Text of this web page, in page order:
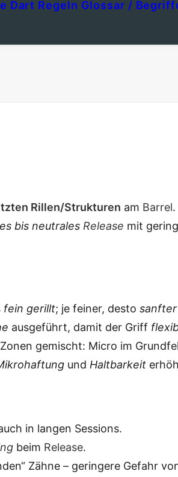
Dart Regeln Glossar /
Rillen/Strukturen am Barrel
bis neutrales Release mit
fein gerillt; je feiner, desto sanfter
ausgeführt, damit der Griff
gemischt: Micro im
und Haltbarkeit
in langen Sessions.
beim Release.
Zähne – geringere Gefahr